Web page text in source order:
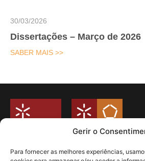
Gerir o
Para fornecer as melhores experiências,
Dissertações – Março de 2026
30/03/2026
SABER MAIS >>